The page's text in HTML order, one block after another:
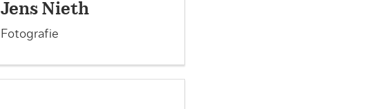
Jens Nieth
Fotografie